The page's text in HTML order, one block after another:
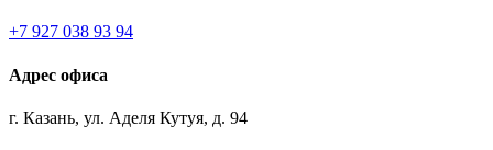
+7 927 038 93 94
Адрес офиса
г. Казань, ул. Аделя Кутуя, д. 94